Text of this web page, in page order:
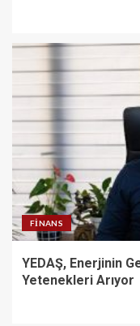
FINANS
YEDAŞ, Enerjinin
Yetenekleri Arıyor